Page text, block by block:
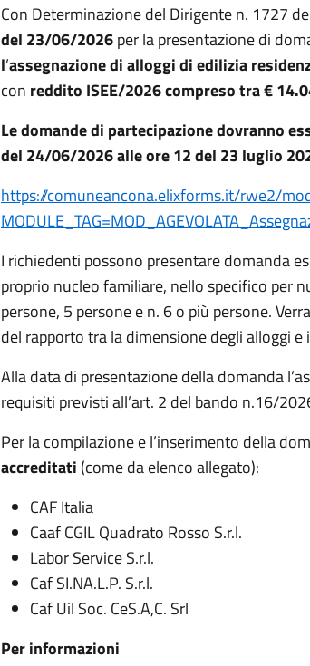
Con Determinazione del Dirigente n. 1727
del 23/06/2026per la presentazione di
l’assegnazione di alloggi di edilizia
con reddito ISEE/2026 compreso tra €
Le domande di partecipazione dovranno
del 24/06/2026 alle ore 12 del 23 luglio
https://comuneancona.elixforms.it/rwe2/
I richiedenti possono presentare domanda
proprio nucleo familiare, nello specifico per
persone, 5 persone e n. 6 o più persone.
del rapporto tra la dimensione degli alloggi
Alla data di presentazione della domanda
requisiti previsti all’art. 2 del bando n.16/
Per la compilazione e l’inserimento della
accreditati (come da elenco allegato):
CAF Italia
Caaf CGIL Quadrato Rosso S.r.l.
Labor Service S.r.l.
Caf SI.NA.L.P. S.r.l.
Caf Uil Soc. CeS.A,C. Srl
Per informazioni